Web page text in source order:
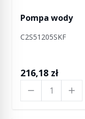
Pompa wody
C2S51205SKF
216,18 zł